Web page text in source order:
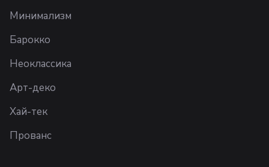
Минимализм
Барокко
Неоклассика
Арт-деко
Хай-тек
Прованс